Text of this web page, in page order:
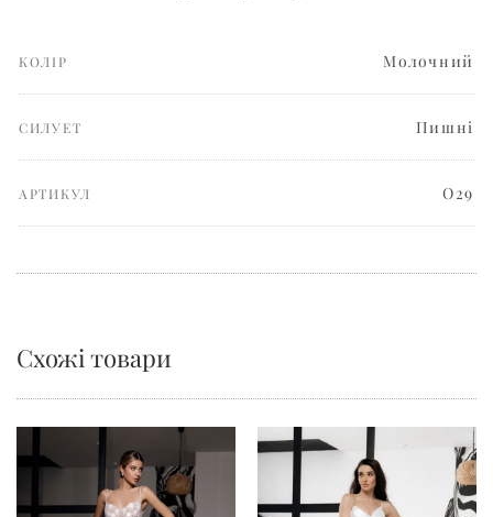
КОЛІР Молочний
СИЛУЕТ Пишні
АРТИКУЛ О29
Схожі товари